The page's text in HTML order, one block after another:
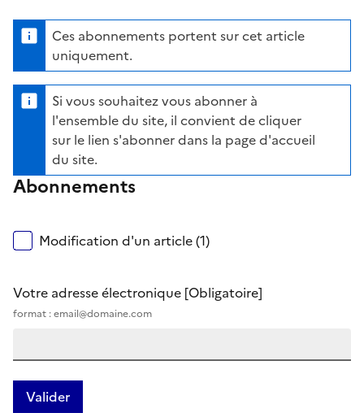
Ces abonnements portent sur cet article
uniquement.
Si vous souhaitez vous abonner à
l'ensemble du site, il convient de cliquer
sur le lien s'abonner dans la page d'accueil
du site.
Abonnements
Modification d'un article (1)
Votre adresse électronique [Obligatoire]
format : email@domaine.com